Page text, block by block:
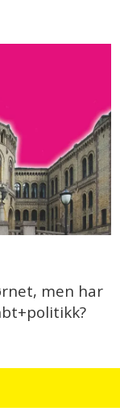
men har